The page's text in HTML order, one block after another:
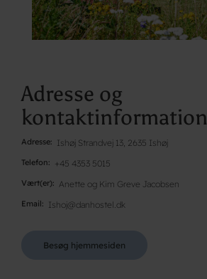
Adresse og
kontaktinformation
Adresse Ishøj Strandvej 13, 2635 Ishøj
Telefon +45 4353 5015
Vært(er) Anette og Kim Greve Jacobsen
Email Ishoj@danhostel.dk
Besøg hjemmesiden